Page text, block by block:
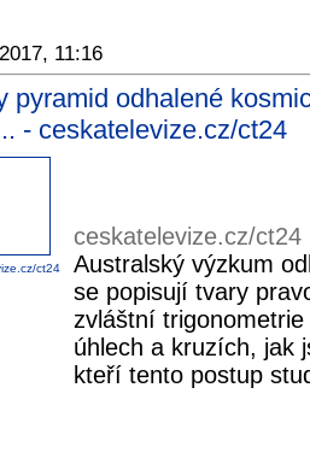
11:16
pyramid odhalené
- ceskatelevize.cz/ct24
ct24
ceskatelevize.cz/ct24
Australský výzkum
se popisují tvary
zvláštní
úhlech a kruzích, jak
kteří tento postup